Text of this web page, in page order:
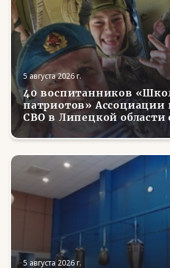
5 августа 2026 г.
40 воспитанников
патриотов» Ассоциации
СВО в Липецкой области
первые парашютные
5 августа 2026 г.